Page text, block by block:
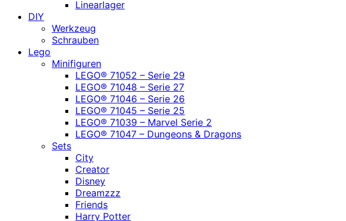
Linearlager
DIY
Werkzeug
Schrauben
Lego
Minifiguren
LEGO® 71052 – Serie 29
LEGO® 71048 – Serie 27
LEGO® 71046 – Serie 26
LEGO® 71045 – Serie 25
LEGO® 71039 – Marvel Serie 2
LEGO® 71047 – Dungeons & Dragons
Sets
City
Creator
Disney
Dreamzzz
Friends
Harry Potter